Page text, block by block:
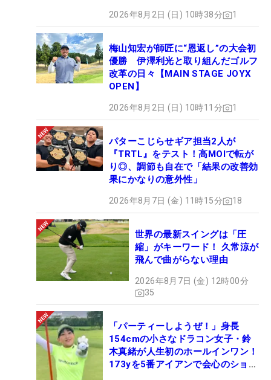
2026年8月2日 (日) 10時38分 1
梅山知宏が師匠に“恩返し”の大会初
優勝 伊澤利光と取り組んだゴルフ
改革の日々【MAIN STAGE JOYX
OPEN】
2026年8月2日 (日) 10時11分 1
パターこじらせギア担当2人が
『TRTL』をテスト！高MOIで転が
り◎、調節も自在で「結果の改善効
果にかなりの意外性」
2026年8月7日 (金) 11時15分 18
世界の最新スイングは「圧
縮」がキーワード！ 久常涼が
飛んで曲がらない理由
2026年8月7日 (金) 12時00分
35
「パーティーしようぜ！」身長
154cmの小さなドラコン女子・鈴
木真緒が人生初のホールインワン！
173yを5番アイアンで会心のショッ